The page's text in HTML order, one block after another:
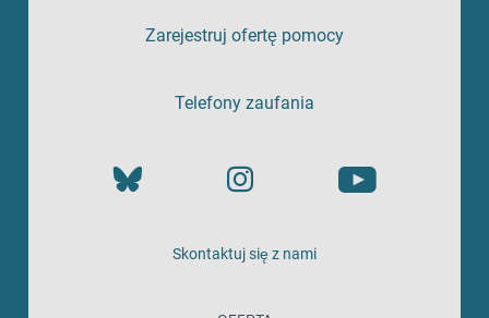
Zarejestruj ofertę pomocy
Telefony zaufania
Skontaktuj się z nami